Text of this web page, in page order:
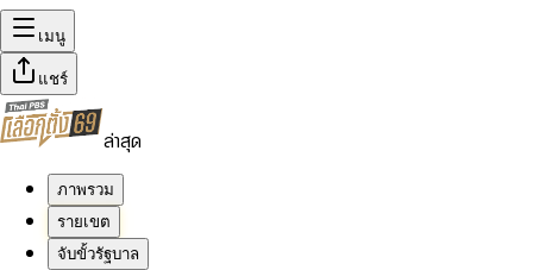
เมนู
แชร์
ล่าสุด
ภาพรวม
รายเขต
จับขั้วรัฐบาล